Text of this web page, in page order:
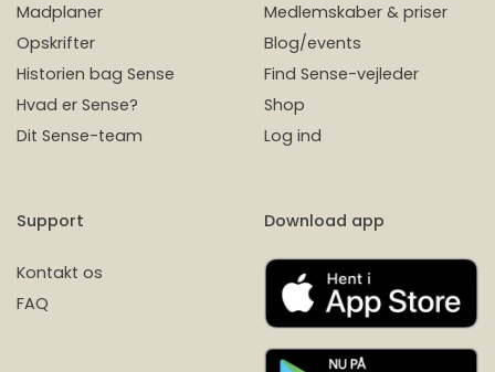
Madplaner
Opskrifter
Historien bag Sense
Hvad er Sense?
Dit Sense-team
Medlemskaber & priser
Blog/events
Find Sense-vejleder
Shop
Log ind
Support
Kontakt os
FAQ
Download app